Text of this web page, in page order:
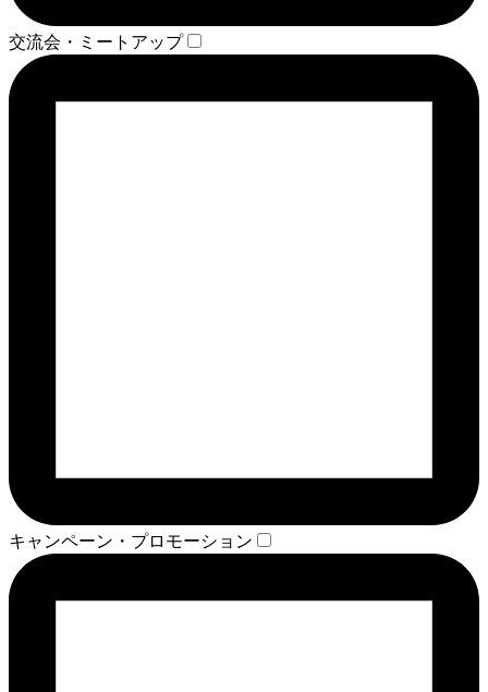
交流会・ミートアップ
キャンペーン・プロモーション